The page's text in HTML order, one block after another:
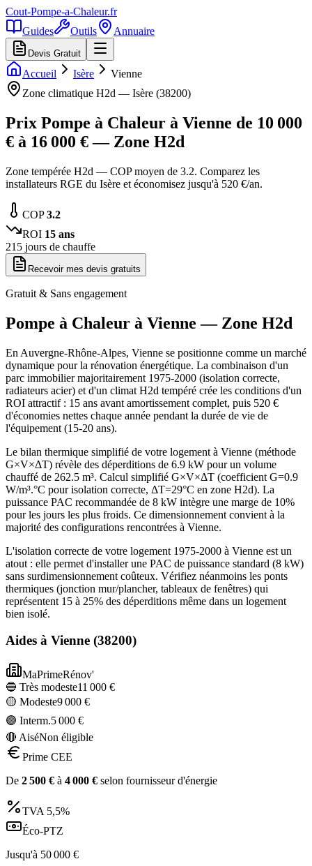
Cout-Pompe-a-Chaleur.fr
Guides
Outils Annuaire
Devis Gratuit
Accueil Isère
Vienne
Zone climatique H2d — Isère (38200)
Prix Pompe à Chaleur à Vienne de 10 000
€ à 16 000 € — Zone H2d
Zone tempérée H2d — COP moyen de 3.2. Comparez les
installateurs RGE du Isère et économisez jusqu'à 520 €/an.
COP3.2
ROI 15 ans
215 jours de chauffe
Recevoir mes devis gratuits
Gratuit & Sans engagement
Pompe à Chaleur à Vienne — Zone H2d
En Auvergne-Rhône-Alpes, Vienne se positionne comme un marché
dynamique pour la rénovation énergétique. La combinaison d'un
parc immobilier majoritairement 1975-2000 (isolation correcte,
radiateurs acier) et d'un climat H2d tempéré crée les conditions d'un
ROI attractif : 15 ans avant amortissement complet, puis 520 €
d'économies nettes chaque année pendant la durée de vie de
l'équipement (15-20 ans).
Le bilan thermique simplifié de votre logement à Vienne (méthode
G×V×ΔT) révèle des déperditions de 6.9 kW pour un volume
chauffé de 262.5 m³. Calcul simplifié G×V×ΔT (coefficient G=0.9
W/m³.°C pour isolation correcte, ΔT=29°C en zone H2d). La
puissance PAC recommandée de 8 kW intègre une marge de 10%
pour les jours les plus froids. Ce dimensionnement convient à la
majorité des configurations rencontrées à Vienne.
L'isolation correcte de votre logement 1975-2000 à Vienne est un
atout : elle permet d'installer une PAC de puissance standard (8 kW)
sans surdimensionnement coûteux. Vérifiez néanmoins les ponts
thermiques (jonction mur/plancher, tableaux de fenêtres) qui
représentent 15 à 25% des déperditions même dans un logement
bien isolé.
Aides à Vienne (38200)
MaPrimeRénov'
🔵 Très modeste11 000 €
🟡 Modeste9 000 €
🟣 Interm.5 000 €
🔴 AiséNon éligible
Prime CEE
De 2 500 € à 4 000 € selon fournisseur d'énergie
TVA 5,5%
Éco-PTZ
Jusqu'à 50 000 €